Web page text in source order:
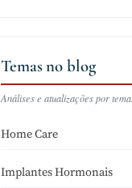
Temas no blog
Análises e atualizações por tema.
Home Care
Implantes Hormonais